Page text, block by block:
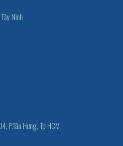
Ninh
P.Tân Hưng, Tp HCM